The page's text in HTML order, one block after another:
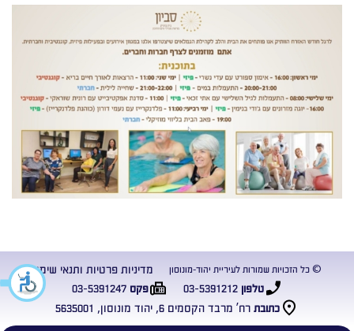
כתובת רח’ מרבד הקסמים 6, יהוד מונוסון, 5635001
טלפון03-5391212 פקס03-5391247
© כל הזכויות שמורות לעיריית יהוד-מונוסון מדיניות פרטיות ותנאי שימוש